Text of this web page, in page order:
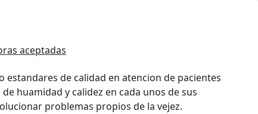
aceptadas
estandares de calidad en atencion de pacientes
huamidad y calidez en cada unos de sus
problemas propios de la vejez.